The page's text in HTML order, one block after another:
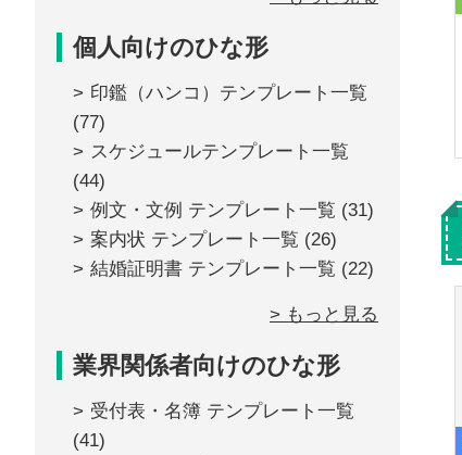
個人向けのひな形
印鑑（ハンコ）テンプレート一覧
(77)
スケジュールテンプレート一覧
(44)
例文・文例 テンプレート一覧 (31)
案内状 テンプレート一覧 (26)
結婚証明書 テンプレート一覧 (22)
> もっと見る
業界関係者向けのひな形
受付表・名簿 テンプレート一覧
(41)